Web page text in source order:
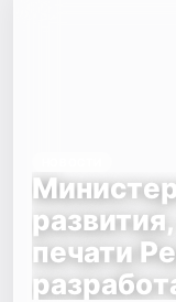
печати